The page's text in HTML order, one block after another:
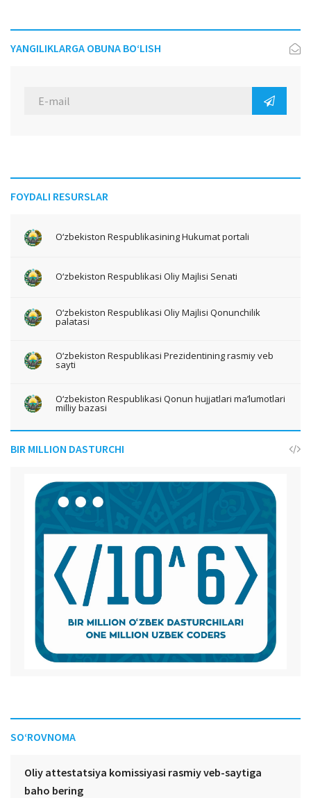
YANGILIKLARGA OBUNA BO‘LISH
FOYDALI RESURSLAR
O‘zbekiston Respublikasining Hukumat portali
O‘zbekiston Respublikasi Oliy Majlisi Senati
O‘zbekiston Respublikasi Oliy Majlisi Qonunchilik
palatasi
O‘zbekiston Respublikasi Prezidentining rasmiy veb
sayti
O‘zbekiston Respublikasi Qonun hujjatlari ma’lumotlari
milliy bazasi
BIR MILLION DASTURCHI
SO‘ROVNOMA
Oliy attestatsiya komissiyasi rasmiy veb-saytiga
baho bering